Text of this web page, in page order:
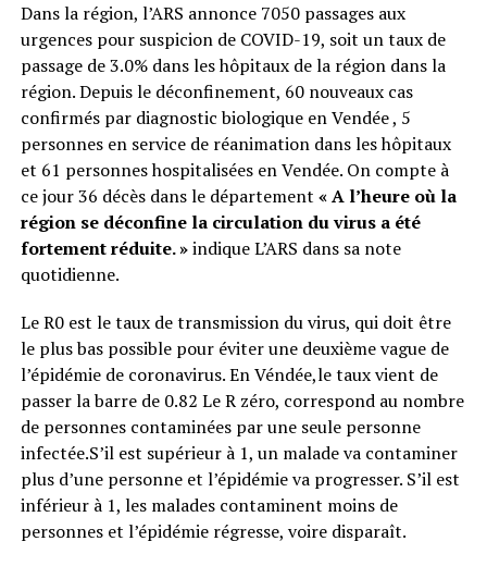
Dans la région, l’ARS annonce 7050 passages aux
urgences pour suspicion de COVID-19, soit un taux de
passage de 3.0% dans les hôpitaux de la région dans la
région. Depuis le déconfinement, 60 nouveaux cas
confirmés par diagnostic biologique en Vendée , 5
personnes en service de réanimation dans les hôpitaux
et 61 personnes hospitalisées en Vendée. On compte à
ce jour 36 décès dans le département « A l’heure où la
région se déconfine la circulation du virus a été
fortement réduite. »indique L’ARS dans sa note
quotidienne.
Le R0 est le taux de transmission du virus, qui doit être
le plus bas possible pour éviter une deuxième vague de
l’épidémie de coronavirus. En Véndée,le taux vient de
passer la barre de 0.82 Le R zéro, correspond au nombre
de personnes contaminées par une seule personne
infectée.S’il est supérieur à 1, un malade va contaminer
plus d’une personne et l’épidémie va progresser. S’il est
inférieur à 1, les malades contaminent moins de
personnes et l’épidémie régresse, voire disparaît.